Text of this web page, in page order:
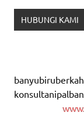
HUBUNGI KAMI